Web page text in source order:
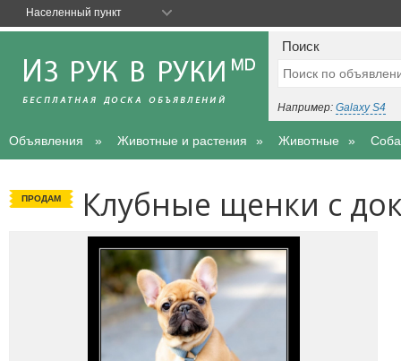
Поиск
Например: Galaxy S4
Объявления Животные и растения Животные
ПРОДАМ Клубные щенки с
Населенный пункт